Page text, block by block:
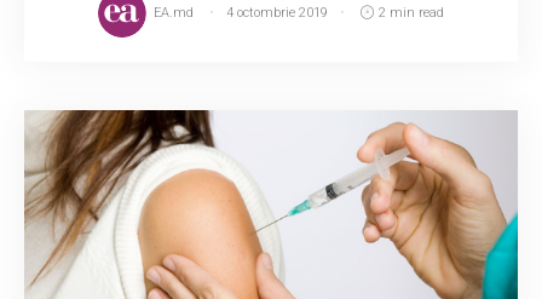
EA.md 4 octombrie 2019 2 min read